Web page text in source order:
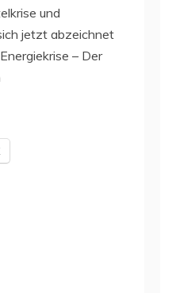
und
jetzt abzeichnet
– Der